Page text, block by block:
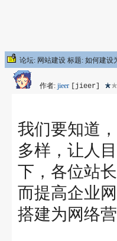
论坛: 网站建设 标题: 如何建
作者: jieer [jieer]
我们要知道
多样，让人
下，各位站
而提高企业
搭建为网络